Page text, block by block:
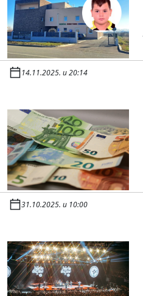
14.11.2025. u 20:14
31.10.2025. u 10:00